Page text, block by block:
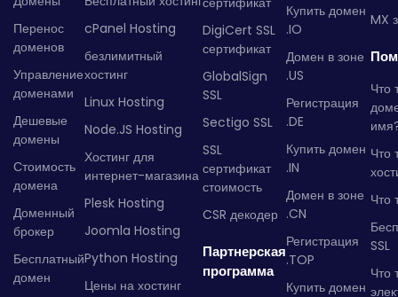
Перенос
доменов
Управление
доменами
Дешевые
домены
Стоимость
домена
Доменный
брокер
Бесплатный
домен
cPanel Hosting
безлимитный
хостинг
Linux Hosting
Node.JS Hosting
Хостинг для
интернет-магазина
Plesk Hosting
Joomla Hosting
Python Hosting
Цены на хостинг
DigiCert SSL
сертификат
GlobalSign
SSL
Sectigo SSL
SSL
сертификат
стоимость
CSR декодер
Партнерская
программа
Купить домен
.IO
Домен в зоне
.US
Регистрация
.DE
Купить домен
.IN
Домен в зоне
.CN
Регистрация
.TOP
Купить домен
MX
Что
Что
Что
SSL
Что